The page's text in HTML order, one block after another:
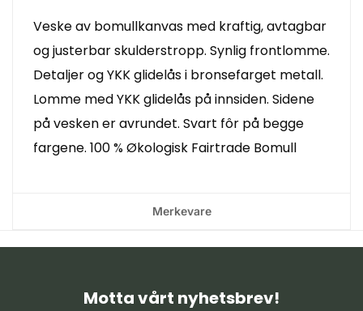
Veske av bomullkanvas med kraftig, avtagbar
og justerbar skulderstropp. Synlig frontlomme.
Detaljer og YKK glidelås i bronsefarget metall.
Lomme med YKK glidelås på innsiden. Sidene
på vesken er avrundet. Svart fôr på begge
fargene. 100 % Økologisk Fairtrade Bomull
Merkevare
Motta vårt nyhetsbrev!